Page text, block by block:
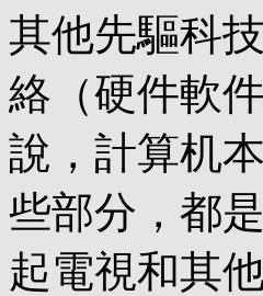
其他先驅科
絡（硬件軟
說，計算机
些部分，都是
起電視和其